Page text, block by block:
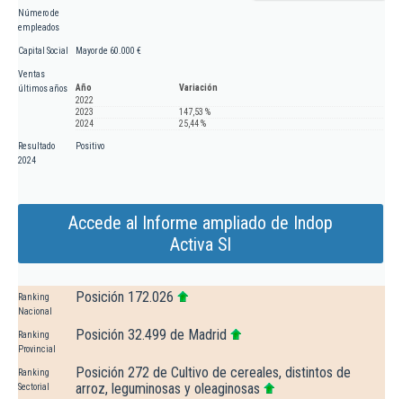
Número de
empleados
Capital Social Mayor de 60.000 €
Ventas
últimos años
Año
Variación
2022
2023
147,53 %
2024
25,44 %
Resultado
2024
Positivo
Accede al Informe ampliado de Indop
Activa Sl
Ranking
Nacional
Posición 172.026
Ranking
Provincial
Posición 32.499 de Madrid
Ranking
Sectorial
Posición 272 de Cultivo de cereales, distintos de
arroz, leguminosas y oleaginosas